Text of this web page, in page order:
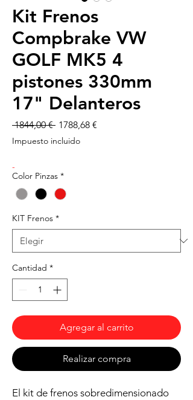
Kit Frenos
Compbrake VW
GOLF MK5 4
pistones 330mm
17" Delanteros
1844,00 € Precio
1788,68 €
Impuesto incluido
-
Color Pinzas *
KIT Frenos *
Cantidad *
Agregar al carrito
Realizar compra
El kit de frenos sobredimensionado